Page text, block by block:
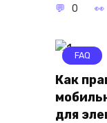
0
FAQ
Как
для